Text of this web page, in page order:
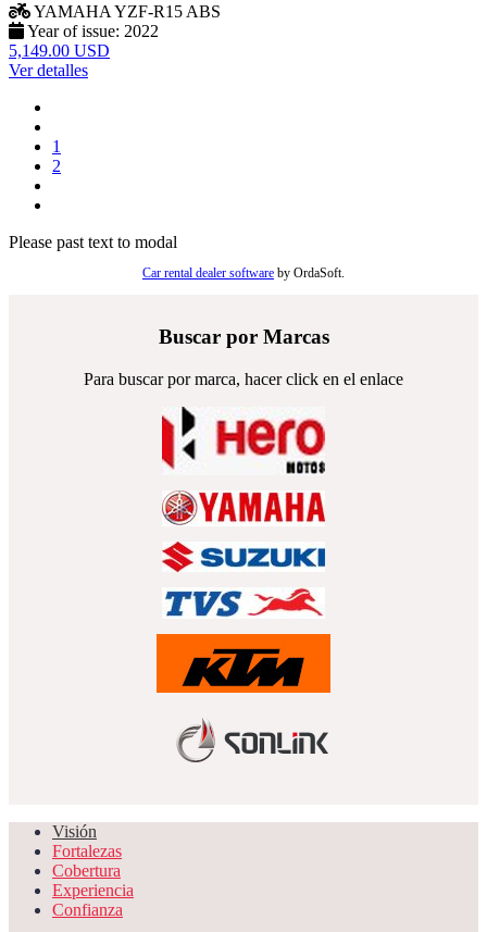
YAMAHA YZF-R15 ABS
Year of issue: 2022
5,149.00 USD
Ver detalles
1
2
Please past text to modal
Car rental dealer software by OrdaSoft.
Buscar por Marcas
Para buscar por marca, hacer click en el enlace
Visión
Fortalezas
Cobertura
Experiencia
Confianza